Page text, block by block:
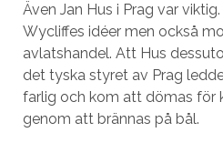
Även Jan Hus i Prag var
Wycliffes idéer men också
avlatshandel. Att Hus
det tyska styret av Prag
farlig och kom att dömas för
genom att brännas på bål.